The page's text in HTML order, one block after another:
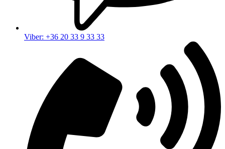
Viber: +36 20 33 9 33 33